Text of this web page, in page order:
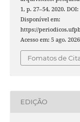
1, p. 27–54, 2020.
Disponível em:
https://
Acesso em: 5 ago.
Fomatos de
EDIÇÃO